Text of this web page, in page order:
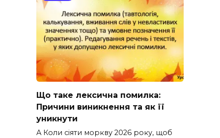
Що таке лексична помилка:
Причини виникнення та як її
уникнути
A Коли сіяти моркву 2026 року, щоб